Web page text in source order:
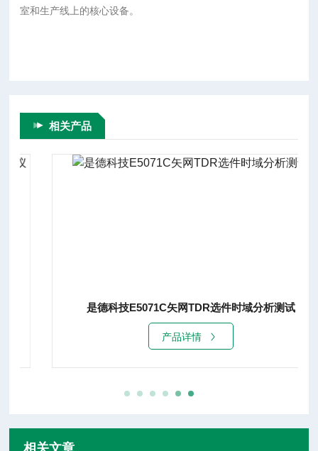
室和生产线上的核心设备。
相关产品
是德科技E5071C矢网TDR选件时域分析测试
产品详情
相关文章